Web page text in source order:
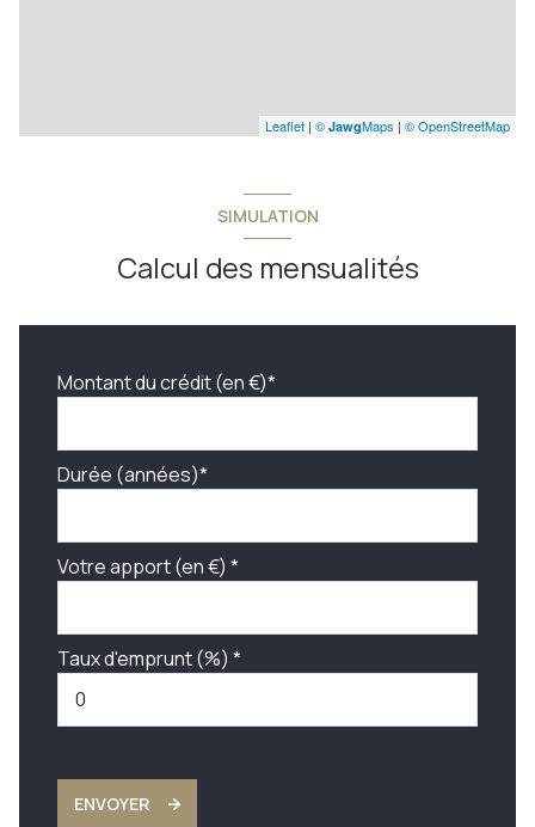
Leaflet | © JawgMaps | © OpenStreetMap
SIMULATION
Calcul des mensualités
Montant du crédit (en €)*
Durée (années)*
Votre apport (en €) *
Taux d'emprunt (%) *
ENVOYER